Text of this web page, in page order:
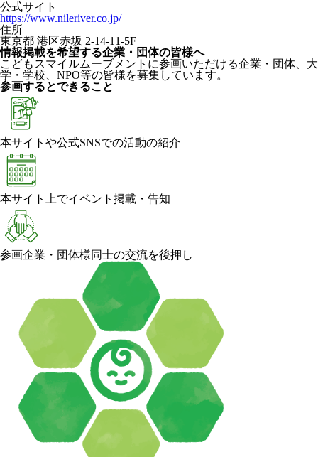
公式サイト
https://www.nileriver.co.jp/
住所
東京都 港区赤坂 2-14-11-5F
情報掲載を希望する企業・団体の皆様へ
こどもスマイルムーブメントに参画いただける企業・団体、大
学・学校、NPO等の皆様を募集しています。
参画するとできること
本サイトや公式SNSでの活動の紹介
本サイト上でイベント掲載・告知
参画企業・団体様同士の交流を後押し